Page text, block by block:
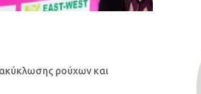
ρούχων και